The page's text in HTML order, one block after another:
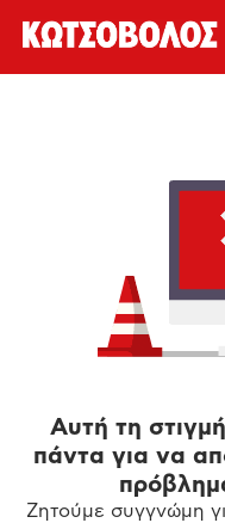
Αυτή τη
πάντα για να
Ζητούμε συγγνώμη